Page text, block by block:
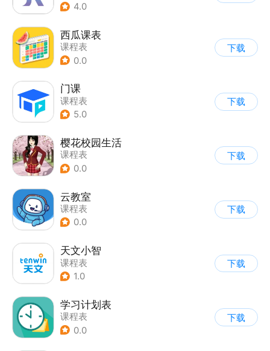
4.0
西瓜课表
课程表
0.0
下载
门课
课程表
5.0
下载
樱花校园生活
课程表
0.0
下载
云教室
课程表
0.0
下载
天文小智
课程表
1.0
下载
学习计划表
课程表
0.0
下载